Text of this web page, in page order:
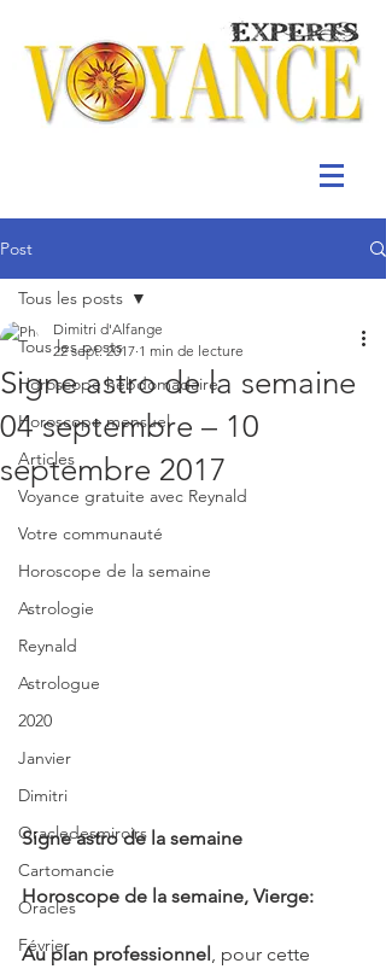
Post
Tous les posts
Horoscope hebdomadaire
Horoscope mensuel
Articles
Voyance gratuite avec Reynald
Votre communauté
Horoscope de la semaine
Astrologie
Reynald
Astrologue
2020
Janvier
Dimitri
Oracledesmiroirs
Cartomancie
Oracles
Février
Tous les posts
Signe astro de la semaine
04 septembre – 10
septembre 2017
Dimitri d'Alfange
22 sept. 2017 1 min de lecture
Signe astro de la semaine
Horoscope de la semaine, Vierge:
Au plan professionnel , pour cette